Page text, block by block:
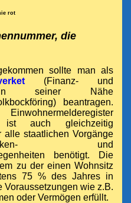
die
sollte man als
(Finanz- und
in seiner Nähe
beantragen.
auch gleichzeitig
alle staatlichen Vorgänge
und
benötigt. Die
zu der einen Wohnsitz
75 % des Jahres in
wie z.B.
oder Vermögen erfüllt.